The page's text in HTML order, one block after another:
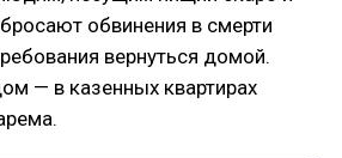
обвинения в смерти
вернуться домой.
— в казенных квартирах